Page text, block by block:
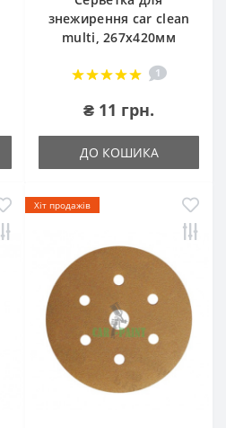
знежирення car clean
multi, 267х420мм
1
₴ 11 грн.
ДО КОШИКА
Хіт продажів